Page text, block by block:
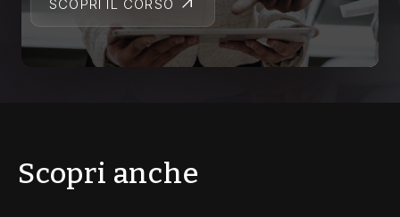
SCOPRI IL CORSO
Scopri anche